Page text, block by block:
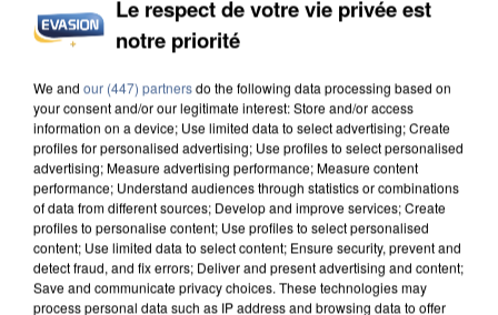
7 août 2026
Un second cadre de la DZ Mafia interpellé en
Algérie
Le respect de votre vie privée est
notre priorité
We and our (447) partnersdo the following data processing based on
your consent and/or our legitimate interest: Store and/or access
information on a device; Use limited data to select advertising; Create
profiles for personalised advertising; Use profiles to select personalised
advertising; Measure advertising performance; Measure content
performance; Understand audiences through statistics or combinations
of data from different sources; Develop and improve services; Create
profiles to personalise content; Use profiles to select personalised
content; Use limited data to select content; Ensure security, prevent and
detect fraud, and fix errors; Deliver and present advertising and content;
Save and communicate privacy choices. These technologies may
process personal data such as IP address and browsing data to offer